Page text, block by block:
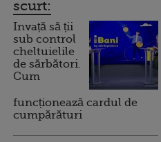
scurt:
Invață să ții
sub control
cheltuielile
de sărbători.
Cum
funcționează cardul de
cumpărături